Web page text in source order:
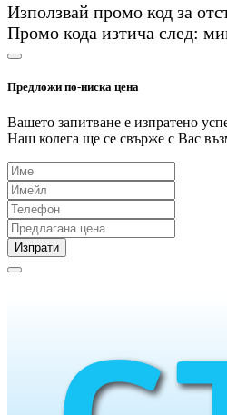
Използвай промо код за
Промо кода изтича след:
Предложи по-ниска цена
Вашето запитване е изпратено
Наш колега ще се свърже с Вас
Изпрати